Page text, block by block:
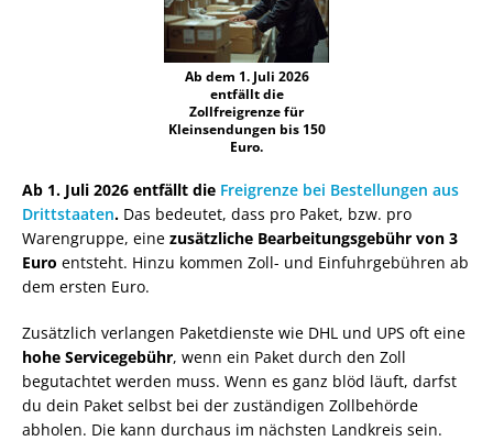
Ab dem 1. Juli 2026
entfällt die
Zollfreigrenze für
Kleinsendungen bis 150
Euro.
Ab 1. Juli 2026 entfällt die Freigrenze bei Bestellungen aus
Drittstaaten. Das bedeutet, dass pro Paket, bzw. pro
Warengruppe, eine zusätzliche Bearbeitungsgebühr von 3
Euro entsteht. Hinzu kommen Zoll- und Einfuhrgebühren ab
dem ersten Euro.
Zusätzlich verlangen Paketdienste wie DHL und UPS oft eine
hohe Servicegebühr, wenn ein Paket durch den Zoll
begutachtet werden muss. Wenn es ganz blöd läuft, darfst
du dein Paket selbst bei der zuständigen Zollbehörde
abholen. Die kann durchaus im nächsten Landkreis sein.